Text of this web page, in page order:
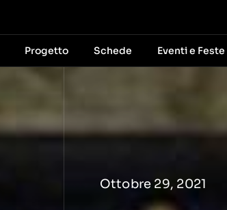
Progetto Schede Eventi e Feste
Ottobre 29, 2021